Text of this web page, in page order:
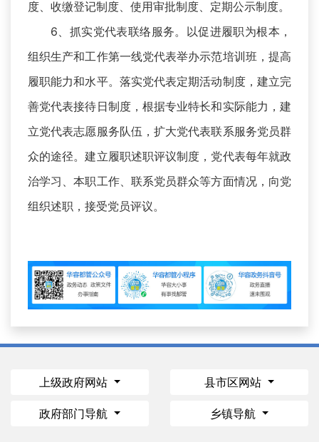
度、收缴登记制度、使用审批制度、定期公示制度。
6、抓实党代表联络服务。以促进履职为根本，
组织生产和工作第一线党代表举办示范培训班，提高
履职能力和水平。落实党代表定期活动制度，建立完
善党代表接待日制度，根据专业特长和实际能力，建
立党代表志愿服务队伍，扩大党代表联系服务党员群
众的途径。建立履职述职评议制度，党代表每年就政
治学习、本职工作、联系党员群众等方面情况，向党
组织述职，接受党员评议。
上级政府网站 县市区网站
政府部门导航 乡镇导航